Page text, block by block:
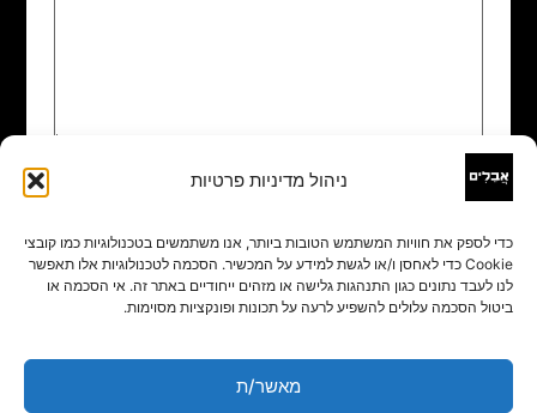
ניהול מדיניות פרטיות
כדי לספק את חוויות המשתמש הטובות ביותר, אנו משתמשים בטכנולוגיות כמו קובצי
Cookie כדי לאחסן ו/או לגשת למידע על המכשיר. הסכמה לטכנולוגיות אלו תאפשר
לנו לעבד נתונים כגון התנהגות גלישה או מזהים ייחודיים באתר זה. אי הסכמה או
ביטול הסכמה עלולים להשפיע לרעה על תכונות ופונקציות מסוימות.
מאשר/ת
שם
אימייל*